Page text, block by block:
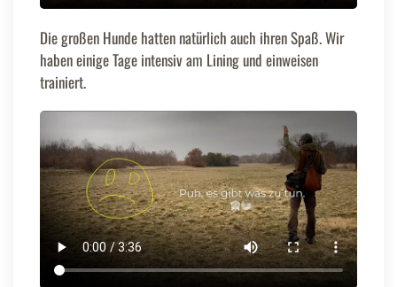
Die großen Hunde hatten natürlich auch ihren Spaß. Wir
haben einige Tage intensiv am Lining und einweisen
trainiert.